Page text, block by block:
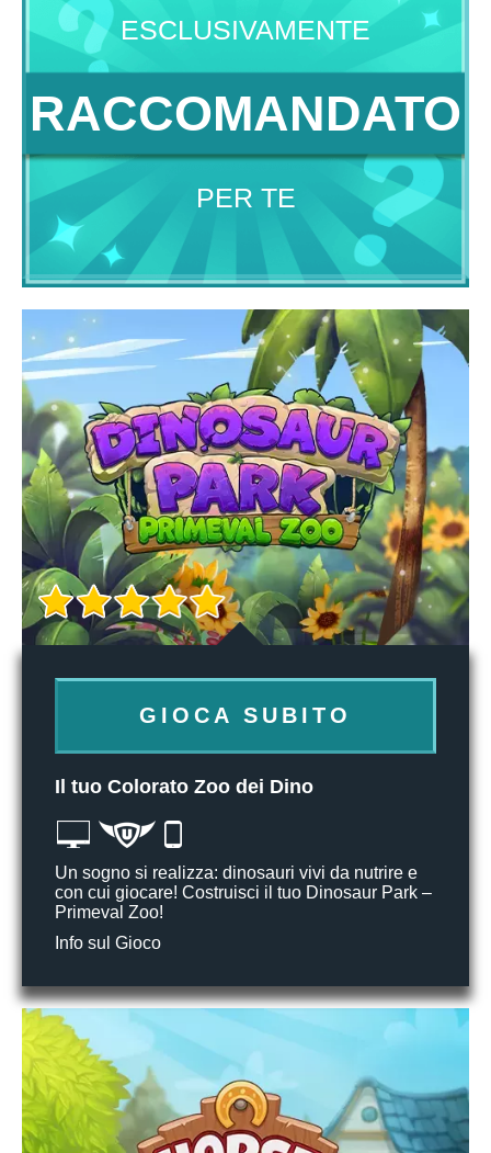
ESCLUSIVAMENTE
RACCOMANDATO
PER TE
GIOCA SUBITO
Il tuo Colorato Zoo dei Dino
Un sogno si realizza: dinosauri vivi da nutrire e
con cui giocare! Costruisci il tuo Dinosaur Park –
Primeval Zoo!
Info sul Gioco